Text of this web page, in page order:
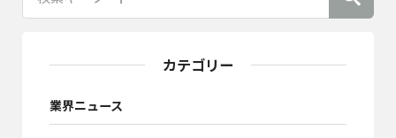
カテゴリー
業界ニュース